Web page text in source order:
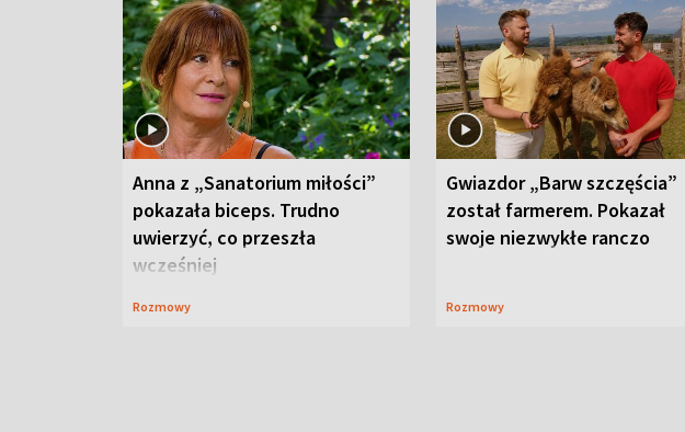
Anna z „Sanatorium miłości”
pokazała biceps. Trudno
uwierzyć, co przeszła
wcześniej
Rozmowy
Gwiazdor „Barw szczęścia”
został farmerem. Pokazał
swoje niezwykłe ranczo
Rozmowy